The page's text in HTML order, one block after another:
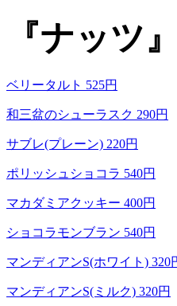
『ナッツ
ベリータルト 525円
和三盆のシューラスク 290円
サブレ(プレーン) 220円
ポリッシュショコラ 540円
マカダミアクッキー 400円
ショコラモンブラン 540円
マンディアンS(ホワイト) 320
マンディアンS(ミルク) 320円